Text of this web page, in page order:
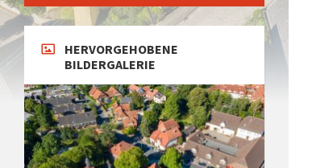
HERVORGEHOBENE
BILDERGALERIE